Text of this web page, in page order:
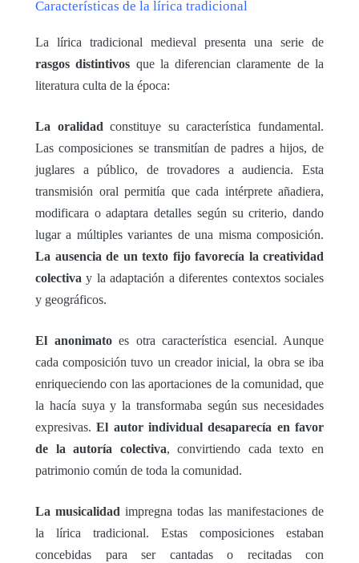
Características de la lírica tradicional
La lírica tradicional medieval presenta una serie de
rasgos distintivos que la diferencian claramente de la
literatura culta de la época:
La oralidad constituye su característica fundamental.
Las composiciones se transmitían de padres a hijos, de
juglares a público, de trovadores a audiencia. Esta
transmisión oral permitía que cada intérprete añadiera,
modificara o adaptara detalles según su criterio, dando
lugar a múltiples variantes de una misma composición.
La ausencia de un texto fijo favorecía la creatividad
colectiva y la adaptación a diferentes contextos sociales
y geográficos.
El anonimatoes otra característica esencial. Aunque
cada composición tuvo un creador inicial, la obra se iba
enriqueciendo con las aportaciones de la comunidad, que
la hacía suya y la transformaba según sus necesidades
expresivas.El autor individual desaparecía en favor
de la autoría colectiva, convirtiendo cada texto en
patrimonio común de toda la comunidad.
La musicalidad impregna todas las manifestaciones de
la lírica tradicional. Estas composiciones estaban
concebidas para ser cantadas o recitadas con